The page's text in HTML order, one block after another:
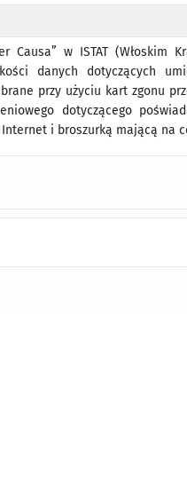
Causa” w ISTAT (Włoskim
danych dotyczących
przy użyciu kart zgonu
dotyczącego
i broszurką mającą na